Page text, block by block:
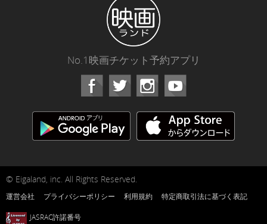
No.1映画チケット予約アプリ
Facebook Instagram
© Eigaland, inc. All Rights Reserved.
運営会社 プライバシーポリシー 利用規約 特定商取引法に基づく表記
JASRAC許諾番号